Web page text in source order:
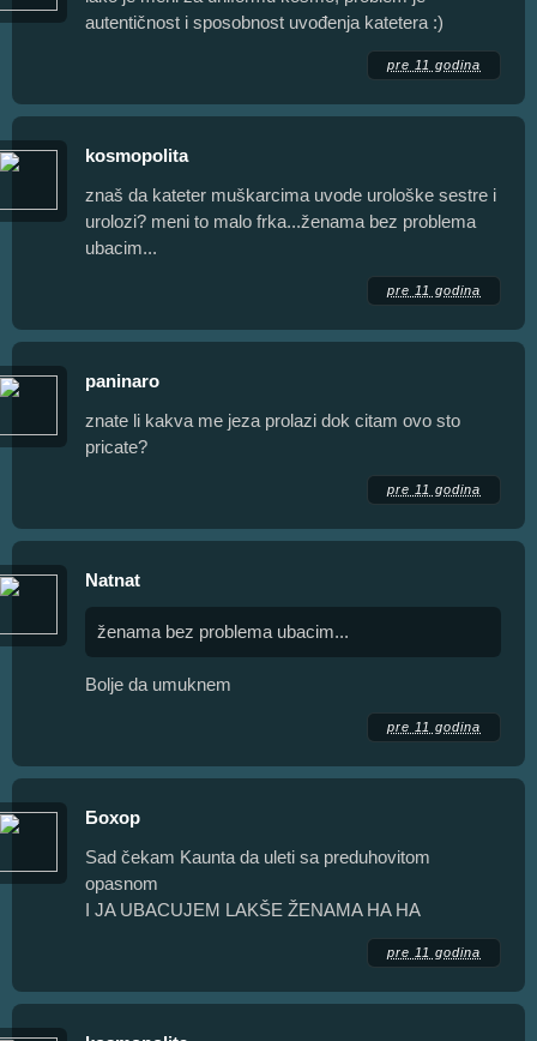
autentičnost i sposobnost uvođenja katetera :)
pre 11 godina
kosmopolita
znaš da kateter muškarcima uvode urološke sestre i
urolozi? meni to malo frka...ženama bez problema
ubacim...
pre 11 godina
paninaro
znate li kakva me jeza prolazi dok citam ovo sto
pricate?
pre 11 godina
Natnat
ženama bez problema ubacim...
Bolje da umuknem
pre 11 godina
Бохор
Sad čekam Kaunta da uleti sa preduhovitom
opasnom
I JA UBACUJEM LAKŠE ŽENAMA HA HA
pre 11 godina